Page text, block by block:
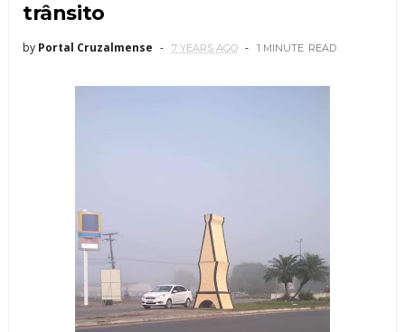
trânsito
by Portal Cruzalmense 7 YEARS AGO 1 MINUTE READ